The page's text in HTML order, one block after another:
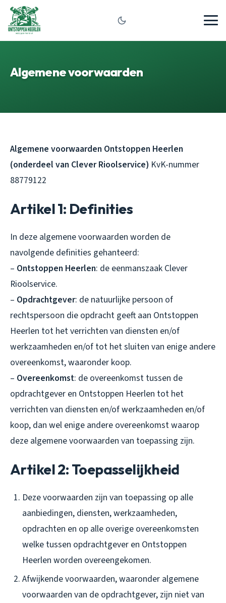
Algemene voorwaarden
Algemene voorwaarden Ontstoppen Heerlen
(onderdeel van Clever Rioolservice) KvK-nummer
88779122
Artikel 1: Definities
In deze algemene voorwaarden worden de
navolgende definities gehanteerd:
– Ontstoppen Heerlen: de eenmanszaak Clever
Rioolservice.
– Opdrachtgever: de natuurlijke persoon of
rechtspersoon die opdracht geeft aan Ontstoppen
Heerlen tot het verrichten van diensten en/of
werkzaamheden en/of tot het sluiten van enige andere
overeenkomst, waaronder koop.
– Overeenkomst: de overeenkomst tussen de
opdrachtgever en Ontstoppen Heerlen tot het
verrichten van diensten en/of werkzaamheden en/of
koop, dan wel enige andere overeenkomst waarop
deze algemene voorwaarden van toepassing zijn.
Artikel 2: Toepasselijkheid
Deze voorwaarden zijn van toepassing op alle
aanbiedingen, diensten, werkzaamheden,
opdrachten en op alle overige overeenkomsten
welke tussen opdrachtgever en Ontstoppen
Heerlen worden overeengekomen.
Afwijkende voorwaarden, waaronder algemene
voorwaarden van de opdrachtgever, zijn niet van